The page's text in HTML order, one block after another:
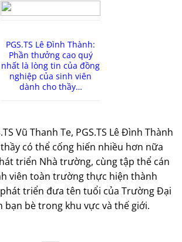
PGS.TS Lê Đình Thành:
Phần thưởng cao quý
nhất là lòng tin của đồng
nghiệp của sinh viên
dành cho thầy…
Vũ Thanh Te, PGS.TS Lê Đình Thành
có thể cống hiến nhiều hơn nữa
triển Nhà trường, cùng tập thể cán
viên toàn trường thực hiện thành
triển đưa tên tuổi của Trường Đại
bạn bè trong khu vực và thế giới.